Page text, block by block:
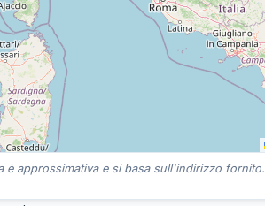
è approssimativa e si basa sull'indirizzo fornito.